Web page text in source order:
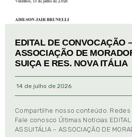
EDITAL DE CONVOCAÇÃO
ASSOCIAÇÃO DE
SUIÇA E RES. NOVA ITÁLIA
14 de julho de 2026
Compartilhe nosso conteúdo: Redes
Fale conosco Últimas Notícias EDITAL
ASSUITÁLIA – ASSOCIAÇÃO DE